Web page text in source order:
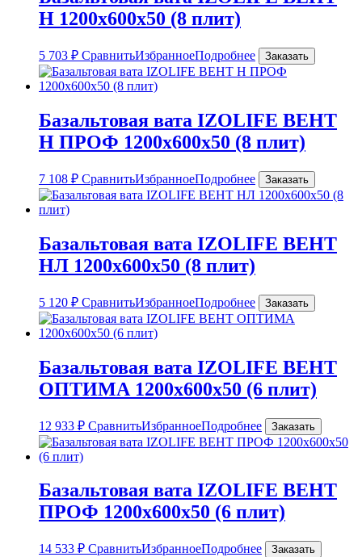
Н 1200х600х50 (8 плит)
5 703 ₽ СравнитьИзбранноеПодробнее Заказать
Базальтовая вата IZOLIFE ВЕНТ
Н ПРОФ 1200х600х50 (8 плит)
7 108 ₽ СравнитьИзбранноеПодробнее Заказать
Базальтовая вата IZOLIFE ВЕНТ
НЛ 1200х600х50 (8 плит)
5 120 ₽ СравнитьИзбранноеПодробнее Заказать
Базальтовая вата IZOLIFE ВЕНТ
ОПТИМА 1200х600х50 (6 плит)
12 933 ₽ СравнитьИзбранноеПодробнее Заказать
Базальтовая вата IZOLIFE ВЕНТ
ПРОФ 1200х600х50 (6 плит)
14 533 ₽ СравнитьИзбранноеПодробнее Заказать